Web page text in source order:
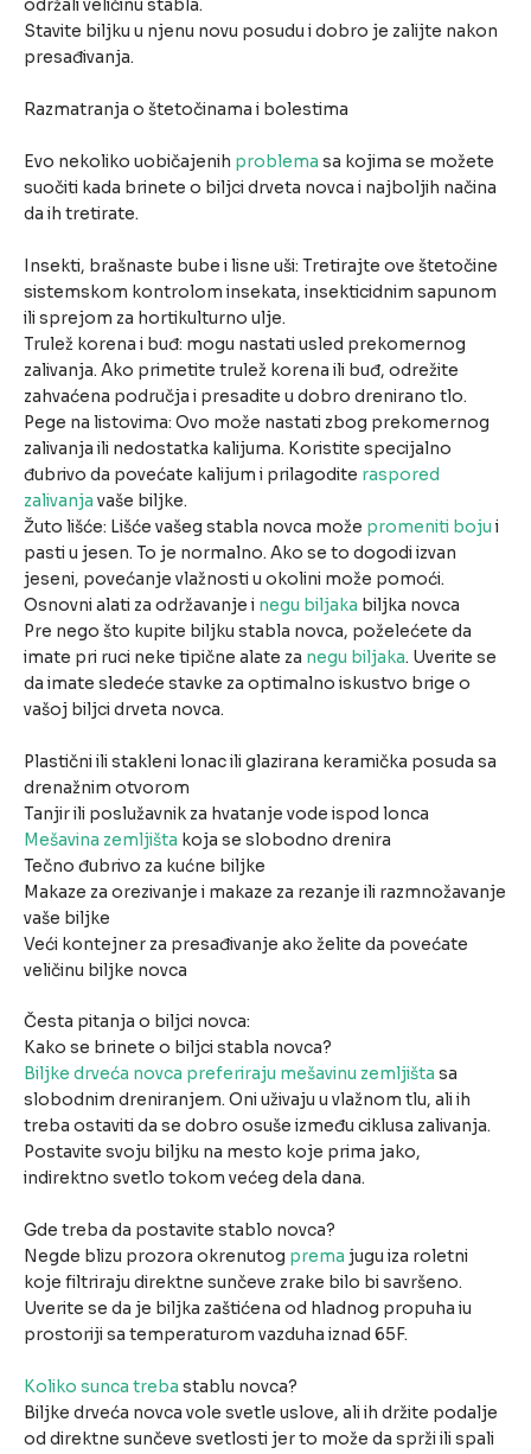
održali veličinu stabla.
Stavite biljku u njenu novu posudu i dobro je zalijte nakon
presađivanja.
Razmatranja o štetočinama i bolestima
Evo nekoliko uobičajenih problema sa kojima se možete
suočiti kada brinete o biljci drveta novca i najboljih načina
da ih tretirate.
Insekti, brašnaste bube i lisne uši: Tretirajte ove štetočine
sistemskom kontrolom insekata, insekticidnim sapunom
ili sprejom za hortikulturno ulje.
Trulež korena i buđ: mogu nastati usled prekomernog
zalivanja. Ako primetite trulež korena ili buđ, odrežite
zahvaćena područja i presadite u dobro drenirano tlo.
Pege na listovima: Ovo može nastati zbog prekomernog
zalivanja ili nedostatka kalijuma. Koristite specijalno
đubrivo da povećate kalijum i prilagodite raspored
zalivanja vaše biljke.
Žuto lišće: Lišće vašeg stabla novca može promeniti boju i
pasti u jesen. To je normalno. Ako se to dogodi izvan
jeseni, povećanje vlažnosti u okolini može pomoći.
Osnovni alati za održavanje i negu biljaka biljka novca
Pre nego što kupite biljku stabla novca, poželećete da
imate pri ruci neke tipične alate za negu biljaka. Uverite se
da imate sledeće stavke za optimalno iskustvo brige o
vašoj biljci drveta novca.
Plastični ili stakleni lonac ili glazirana keramička posuda sa
drenažnim otvorom
Tanjir ili poslužavnik za hvatanje vode ispod lonca
Mešavina zemljišta koja se slobodno drenira
Tečno đubrivo za kućne biljke
Makaze za orezivanje i makaze za rezanje ili razmnožavanje
vaše biljke
Veći kontejner za presađivanje ako želite da povećate
veličinu biljke novca
Česta pitanja o biljci novca:
Kako se brinete o biljci stabla novca?
Biljke drveća novca preferiraju mešavinu zemljišta sa
slobodnim dreniranjem. Oni uživaju u vlažnom tlu, ali ih
treba ostaviti da se dobro osuše između ciklusa zalivanja.
Postavite svoju biljku na mesto koje prima jako,
indirektno svetlo tokom većeg dela dana.
Gde treba da postavite stablo novca?
Negde blizu prozora okrenutog prema jugu iza roletni
koje filtriraju direktne sunčeve zrake bilo bi savršeno.
Uverite se da je biljka zaštićena od hladnog propuha iu
prostoriji sa temperaturom vazduha iznad 65F.
Koliko sunca treba stablu novca?
Biljke drveća novca vole svetle uslove, ali ih držite podalje
od direktne sunčeve svetlosti jer to može da sprži ili spali